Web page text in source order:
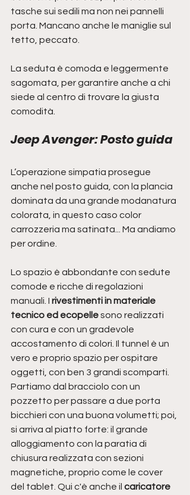
tasche sui sedili ma non nei pannelli
porta. Mancano anche le maniglie sul
tetto, peccato.
La seduta è comoda e leggermente
sagomata, per garantire anche a chi
siede al centro di trovare la giusta
comodità.
Jeep Avenger: Posto guida
L’operazione simpatia prosegue
anche nel posto guida, con la plancia
dominata da una grande modanatura
colorata, in questo caso color
carrozzeria ma satinata... Ma andiamo
per ordine.
Lo spazio è abbondante con sedute
comode e ricche di regolazioni
manuali. I rivestimenti in materiale
tecnico ed ecopelle sono realizzati
con cura e con un gradevole
accostamento di colori. Il tunnel è un
vero e proprio spazio per ospitare
oggetti, con ben 3 grandi scomparti.
Partiamo dal bracciolo con un
pozzetto per passare a due porta
bicchieri con una buona volumetti; poi,
si arriva al piatto forte: il grande
alloggiamento con la paratia di
chiusura realizzata con sezioni
magnetiche, proprio come le cover
del tablet. Qui c'è anche il caricatore